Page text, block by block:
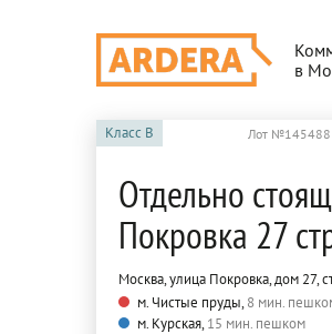
в
Класс B Лот №145488
Отдельно
Покровка 27
Москва, улица Покровка, дом 27,
м. Чистые пруды,8 мин.
м. Курская,15 мин. пешком